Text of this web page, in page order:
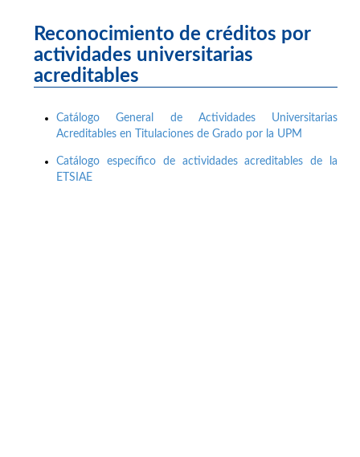
Reconocimiento de créditos por
actividades universitarias
acreditables
Catálogo General de Actividades Universitarias
Acreditables en Titulaciones de Grado por la UPM
Catálogo específico de actividades acreditables de la
ETSIAE